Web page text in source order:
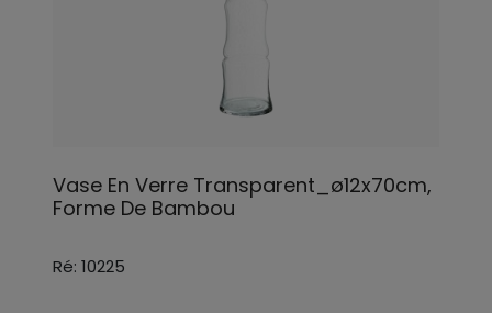
Vase En Verre Transparent_ø12x70cm,
Forme De Bambou
Ré: 10225